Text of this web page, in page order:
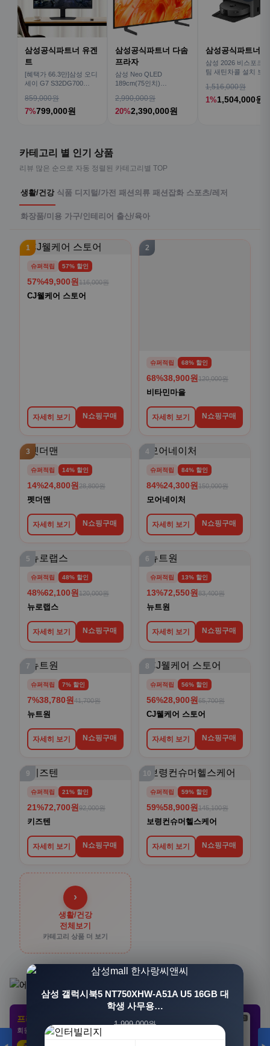
삼성공식파트너 유겐
트
[혜택가 66.3만]삼성 오디
세이 G7 S32DG700
859,000원
7%799,000원
삼성공식파트너 다솜
프라자
삼성 Neo QLED
189cm(75인치)
TV
2,990,000원
20%2,390,000원
삼성공식파트너
삼성 2026 비스포크
팀 새틴차콜 설치 보
1,516,000원
1%1,504,000원
카테고리 별 인기 상품
리뷰 많은 순으로 자동 정렬된 카테고리별 TOP
생활/건강 식품 디지털/가전 패션의류 패션잡화 스포츠/레저
화장품/미용 가구/인테리어 출산/육아
1
슈퍼적립 57% 할인
57%49,900원 116,000원
CJ웰케어 스토어
자세히 보기 N쇼핑구매
2
슈퍼적립 68% 할인
68%38,900원 120,000원
비타민마을
자세히 보기 N쇼핑구매
3
슈퍼적립 14% 할인
14%24,800원 28,800원
펫더맨
자세히 보기 N쇼핑구매
4
슈퍼적립 84% 할인
84%24,300원 150,000원
모어네이처
자세히 보기 N쇼핑구매
5
슈퍼적립 48% 할인
48%62,100원 120,000원
뉴로랩스
자세히 보기 N쇼핑구매
6
슈퍼적립 13% 할인
13%72,550원 83,400원
뉴트원
자세히 보기 N쇼핑구매
7
슈퍼적립 7% 할인
7%38,780원 41,700원
뉴트원
자세히 보기 N쇼핑구매
8
슈퍼적립 56% 할인
56%28,900원 65,700원
CJ웰케어 스토어
자세히 보기 N쇼핑구매
9
슈퍼적립 21% 할인
21%72,700원 92,000원
키즈텐
자세히 보기 N쇼핑구매
10
슈퍼적립 59% 할인
59%58,900원 145,100원
보령컨슈머헬스케어
자세히 보기 N쇼핑구매
›
생활/건강
전체보기
카테고리 상품 더 보기
프리미엄 제휴 사이트
회원 전용 특가 · 놓치면 손해
광고
[3+1] 동국제약 마이핏 V 활성엽산 임신준비 임산
부영양 30정, 4개
100,000원
삼성 갤럭시북5 NT750XHW-A51A U5 16GB 대
학생 사무용…
1,999,000원